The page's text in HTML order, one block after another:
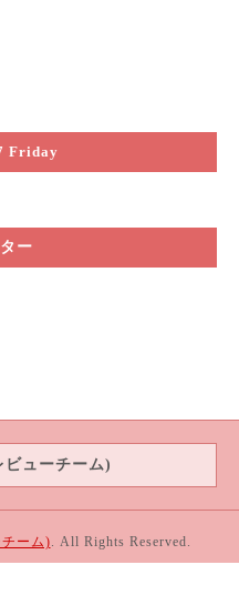
Friday
ー
ビューチーム)
ーム). All Rights Reserved.